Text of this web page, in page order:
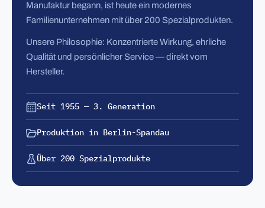
Manufaktur begann, ist heute ein modernes
Familienunternehmen mit über 200 Spezialprodukten.
Unsere Philosophie: Konzentrierte Wirkung, ehrliche
Qualität und persönlicher Service — direkt vom
Hersteller.
Seit 1955 — 3. Generation
Produktion in Berlin-Spandau
Über 200 Spezialprodukte